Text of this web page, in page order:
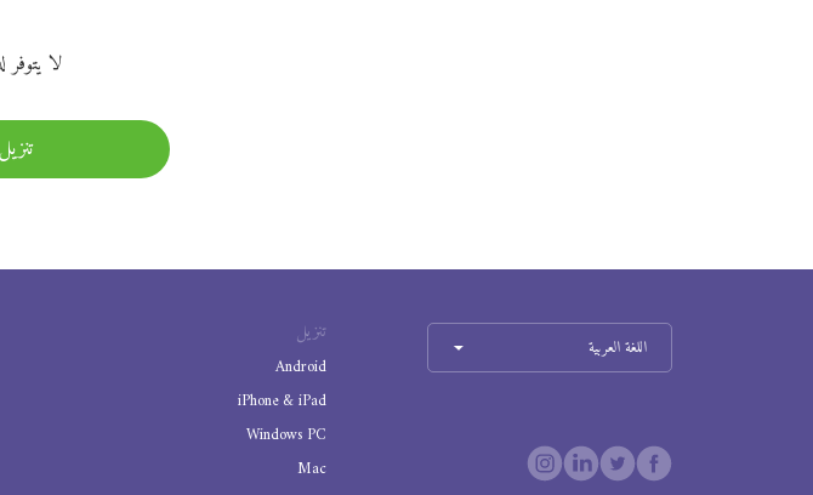
لا يتوفر
تنزيل
Android
iPhone & iPad
Windows PC
Mac
اللغة العربية